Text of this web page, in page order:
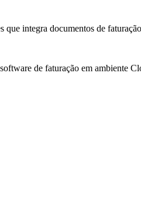
integra documentos de
de faturação em